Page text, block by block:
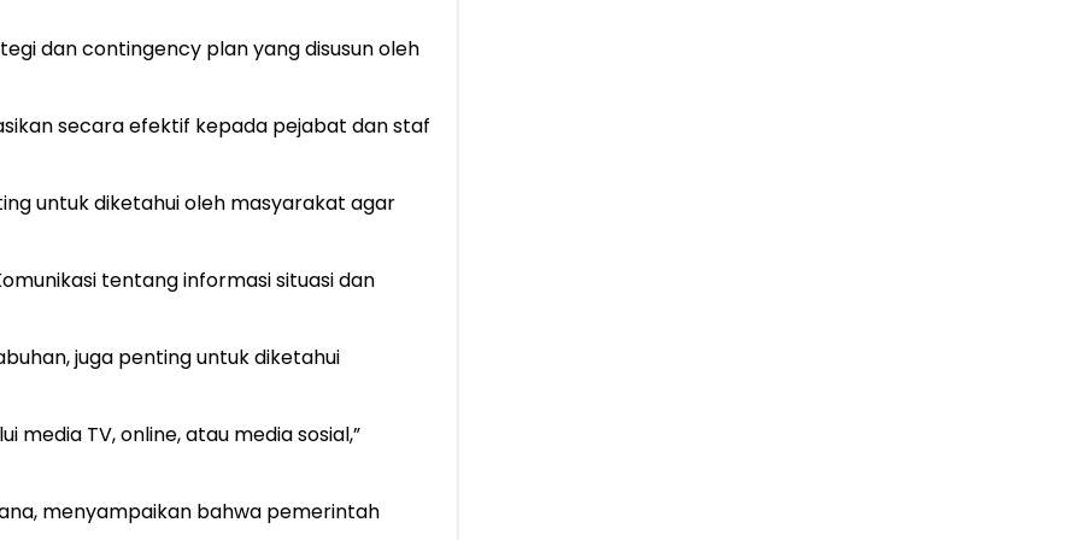
dan contingency plan yang disusun oleh
secara efektif kepada pejabat dan staf
untuk diketahui oleh masyarakat agar
tentang informasi situasi dan
juga penting untuk diketahui
media TV, online, atau media sosial,”
menyampaikan bahwa pemerintah